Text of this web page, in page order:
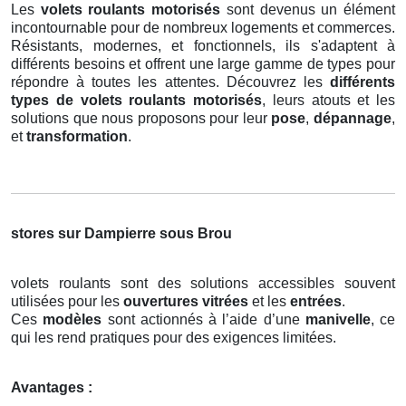
Les volets roulants motorisés sont devenus un élément
incontournable pour de nombreux logements et commerces.
Résistants, modernes, et fonctionnels, ils s'adaptent à
différents besoins et offrent une large gamme de types pour
répondre à toutes les attentes. Découvrez les différents
types de volets roulants motorisés, leurs atouts et les
solutions que nous proposons pour leur pose,dépannage,
ettransformation.
stores sur Dampierre sous Brou
volets roulants sont des solutions accessibles souvent
utilisées pour les ouvertures vitrées et les entrées.
Ces modèles sont actionnés à l’aide d’une manivelle, ce
qui les rend pratiques pour des exigences limitées.
Avantages :